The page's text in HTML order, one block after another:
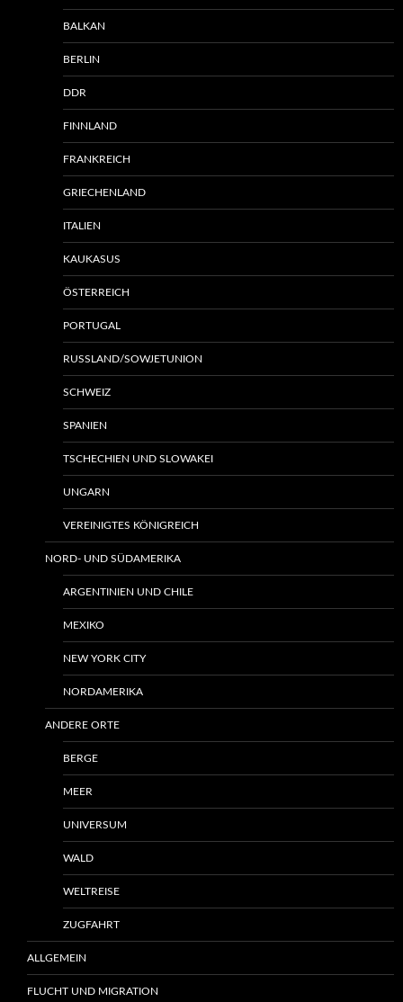
BALKAN
BERLIN
DDR
FINNLAND
FRANKREICH
GRIECHENLAND
ITALIEN
KAUKASUS
ÖSTERREICH
PORTUGAL
RUSSLAND/SOWJETUNION
SCHWEIZ
SPANIEN
TSCHECHIEN UND SLOWAKEI
UNGARN
VEREINIGTES KÖNIGREICH
NORD- UND SÜDAMERIKA
ARGENTINIEN UND CHILE
MEXIKO
NEW YORK CITY
NORDAMERIKA
ANDERE ORTE
BERGE
MEER
UNIVERSUM
WALD
WELTREISE
ZUGFAHRT
ALLGEMEIN
FLUCHT UND MIGRATION